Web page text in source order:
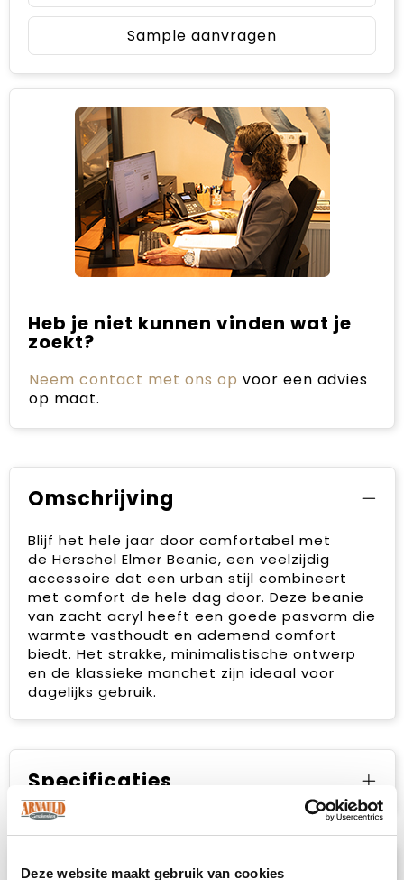
Deze website maakt gebruik van cookies
Sample aanvragen
Heb je niet kunnen vinden wat je
zoekt?
Neem contact met ons op voor een advies
op maat.
Omschrijving
Blijf het hele jaar door comfortabel met
de Herschel Elmer Beanie, een veelzijdig
accessoire dat een urban stijl combineert
met comfort de hele dag door. Deze beanie
van zacht acryl heeft een goede pasvorm die
warmte vasthoudt en ademend comfort
biedt. Het strakke, minimalistische ontwerp
en de klassieke manchet zijn ideaal voor
dagelijks gebruik.
Specificaties